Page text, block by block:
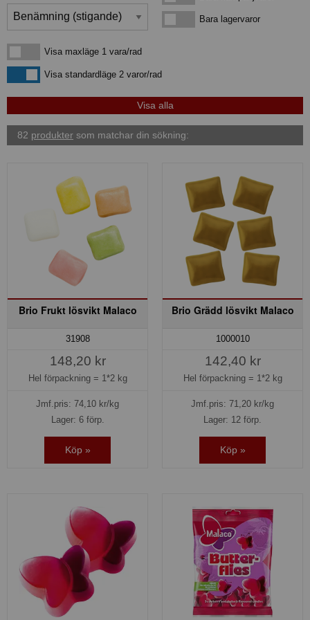
Bara lagervarorBara lagervaror
Visa maxläge 1 vara/rad
Visa maxläge 1 vara/rad
Visa standardlägeVisa standardläge 2 varor/rad
82 produkter som matchar din sökning:
Brio Frukt lösvikt Malaco
31908
148,20 kr
Hel förpackning = 1*2 kg
Jmf.pris: 74,10 kr/kg
Lager: 6 förp.
Köp »
Brio Grädd lösvikt Malaco
1000010
142,40 kr
Hel förpackning = 1*2 kg
Jmf.pris: 71,20 kr/kg
Lager: 12 förp.
Köp »